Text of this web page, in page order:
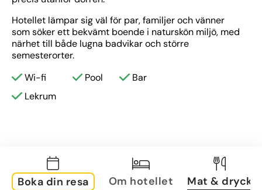
Hotellet lämpar sig väl för par, familjer och vänner
som söker ett bekvämt boende i naturskön miljö, med
närhet till både lugna badvikar och större
semesterorter.
Wi-fi
Pool
Bar
Lekrum
Boka din resa Om hotellet Mat & dryck